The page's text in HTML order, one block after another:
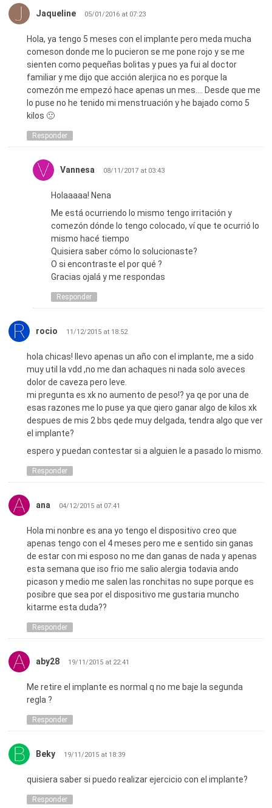
Jaqueline 05/01/2016 at 07:23
Hola, ya tengo 5 meses con el implante pero meda mucha
comeson donde me lo pucieron se me pone rojo y se me
sienten como pequeñas bolitas y pues ya fui al doctor
familiar y me dijo que acción alerjica no es porque la
comezón me empezó hace apenas un mes…. Desde que me
lo puse no he tenido mi menstruación y he bajado como 5
kilos 🙁
Responder
Vannesa 08/11/2017 at 03:43
Holaaaaa! Nena
Me está ocurriendo lo mismo tengo irritación y
comezón dónde lo tengo colocado, ví que te ocurrió lo
mismo hacé tiempo
Quisiera saber cómo lo solucionaste?
O si encontraste el por qué ?
Gracias ojalá y me respondas
Responder
rocio 11/12/2015 at 18:52
hola chicas! llevo apenas un año con el implante, me a sido
muy util la vdd ,no me dan achaques ni nada solo aveces
dolor de caveza pero leve.
mi pregunta es xk no aumento de peso!? ya qe por una de
esas razones me lo puse ya que qiero ganar algo de kilos xk
despues de mis 2 bbs qede muy delgada, tendra algo que ver
el implante?
espero y puedan contestar si a alguien le a pasado lo mismo.
Responder
ana 04/12/2015 at 07:41
Hola mi nonbre es ana yo tengo el dispositivo creo que
apenas tengo con el 4 meses pero me e sentido sin ganas
de estar con mi esposo no me dan ganas de nada y apenas
esta semana que iso frio me salio alergia todavia ando
picason y medio me salen las ronchitas no supe porque es
posibre que sea por el dispositivo me gustaria muncho
kitarme esta duda??
Responder
aby28 19/11/2015 at 22:41
Me retire el implante es normal q no me baje la segunda
regla ?
Responder
Beky 19/11/2015 at 18:39
quisiera saber si puedo realizar ejercicio con el implante?
Responder